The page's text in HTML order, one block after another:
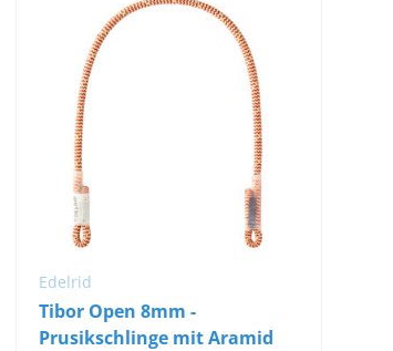
Edelrid
Tibor Open 8mm -
Prusikschlinge mit Aramid